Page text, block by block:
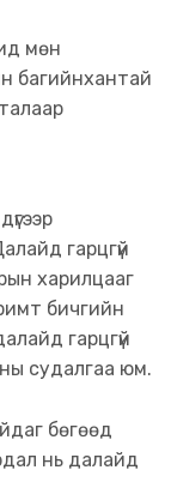
мөн
багийнхантай
гарцгүй
харилцааг
бичгийн
гарцгүй
судалгаа юм.
бөгөөд
нь далайд